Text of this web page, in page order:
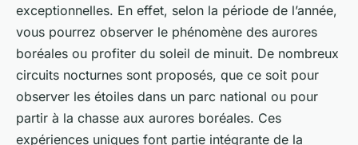
exceptionnelles. En effet, selon la période de l’année,
vous pourrez observer le phénomène des aurores
boréales ou profiter du soleil de minuit. De nombreux
circuits nocturnes sont proposés, que ce soit pour
observer les étoiles dans un parc national ou pour
partir à la chasse aux aurores boréales. Ces
expériences uniques font partie intégrante de la